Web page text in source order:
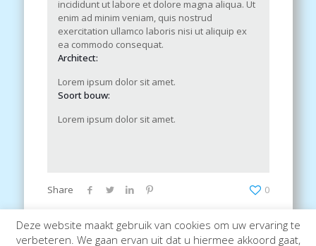
incididunt ut labore et dolore magna aliqua. Ut
enim ad minim veniam, quis nostrud
exercitation ullamco laboris nisi ut aliquip ex
ea commodo consequat.
Architect:
Lorem ipsum dolor sit amet.
Soort bouw:
Lorem ipsum dolor sit amet.
Share 0
Deze website maakt gebruik van cookies om uw ervaring te
verbeteren. We gaan ervan uit dat u hiermee akkoord gaat,